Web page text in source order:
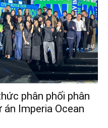
phân phối phân
Imperia Ocean